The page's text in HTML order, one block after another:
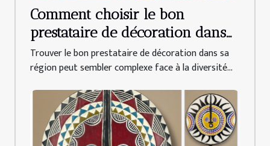
Comment choisir le bon
prestataire de décoration dans
votre région ?
Trouver le bon prestataire de décoration dans sa
région peut sembler complexe face à la diversité...